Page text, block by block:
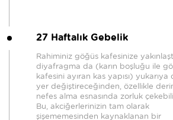
27 Haftalık Gebelik
Rahiminiz göğüs kafesinize
diyafragma da (karın boşluğu ile
kafesini ayıran kas yapısı) yukarıya
yer değiştireceğinden, özellikle
nefes alma esnasında zorluk
Bu, akciğerlerinizin tam olarak
şişememesinden kaynaklanan bir